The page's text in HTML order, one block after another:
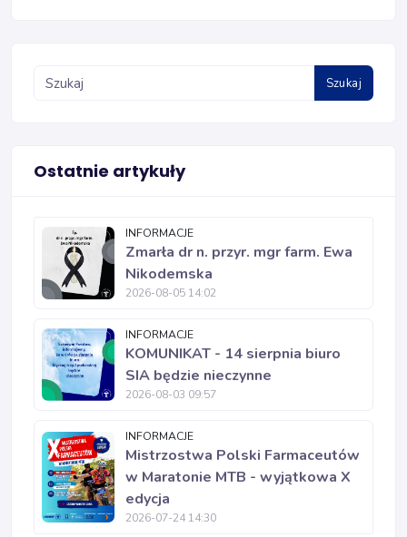
Szukaj
Ostatnie artykuły
INFORMACJE
Zmarła dr n. przyr. mgr farm. Ewa
Nikodemska
2026-08-05 14:02
INFORMACJE
KOMUNIKAT - 14 sierpnia biuro
SIA będzie nieczynne
2026-08-03 09:57
INFORMACJE
Mistrzostwa Polski Farmaceutów
w Maratonie MTB - wyjątkowa X
edycja
2026-07-24 14:30